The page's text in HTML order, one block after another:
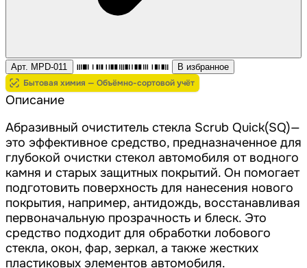
Арт. MPD-011 В избранное
Бытовая химия — Объёмно-сортовой учёт
Описание
Абразивный очиститель стекла Scrub Quick(SQ)—
это эффективное средство, предназначенное для
глубокой очистки стекол автомобиля от водного
камня и старых защитных покрытий. Он помогает
подготовить поверхность для нанесения нового
покрытия, например, антидождь, восстанавливая
первоначальную прозрачность и блеск. Это
средство подходит для обработки лобового
стекла, окон, фар, зеркал, а также жестких
пластиковых элементов автомобиля.